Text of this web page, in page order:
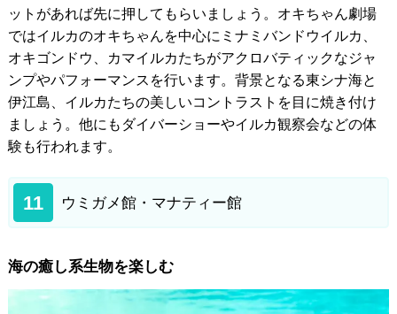
ットがあれば先に押してもらいましょう。オキちゃん劇場
ではイルカのオキちゃんを中心にミナミバンドウイルカ、
オキゴンドウ、カマイルカたちがアクロバティックなジャ
ンプやパフォーマンスを行います。背景となる東シナ海と
伊江島、イルカたちの美しいコントラストを目に焼き付け
ましょう。他にもダイバーショーやイルカ観察会などの体
験も行われます。
11 ウミガメ館・マナティー館
海の癒し系生物を楽しむ